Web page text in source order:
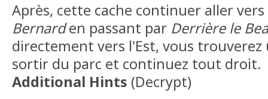
Après, cette cache continuer aller
Bernarden passant par Derrière le
directement vers l'Est, vous
sortir du parc et continuez tout droit.
Additional Hints (Decrypt)